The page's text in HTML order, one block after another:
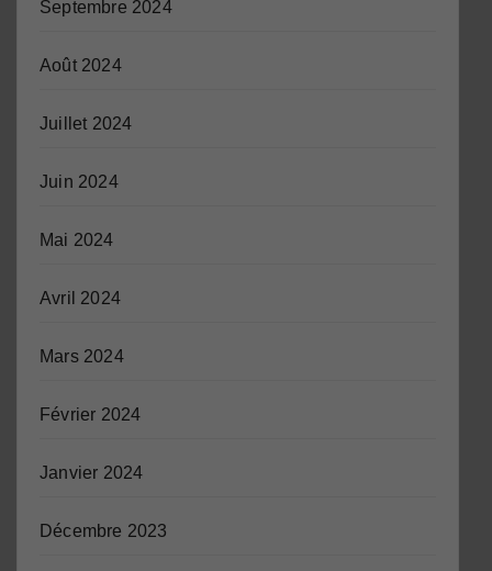
Septembre 2024
Août 2024
Juillet 2024
Juin 2024
Mai 2024
Avril 2024
Mars 2024
Février 2024
Janvier 2024
Décembre 2023